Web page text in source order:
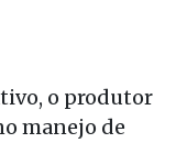
o produtor
manejo de